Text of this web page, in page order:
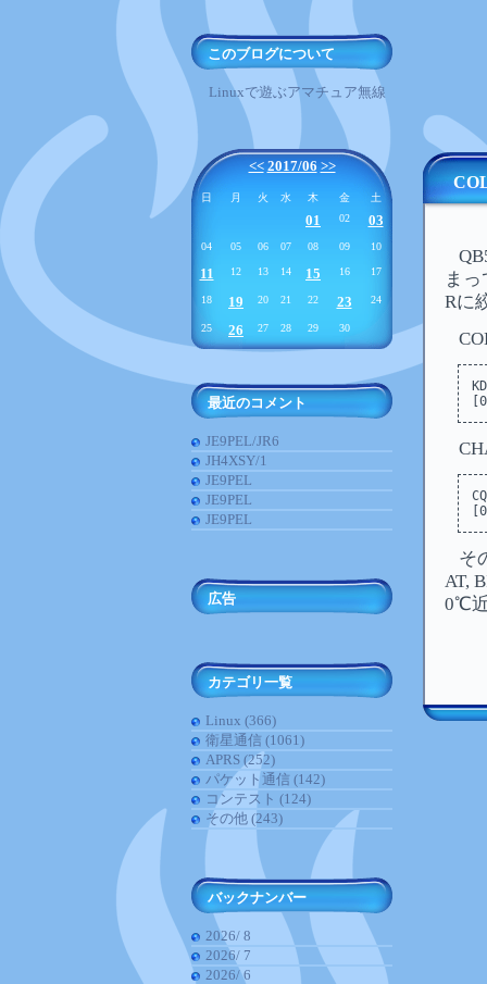
このブログについて
Linuxで遊ぶアマチュア無線
<< 2017/06 >>
日 月 火 水 木 金 土
01 02 03
04 05 06 07 08 09 10
11 12 13 14 15 16 17
18 19 20 21 22 23 24
25 26 27 28 29 30
最近のコメント
JE9PEL/JR6
JH4XSY/1
JE9PEL
JE9PEL
JE9PEL
広告
カテゴリ一覧
Linux (366)
衛星通信 (1061)
APRS (252)
パケット通信 (142)
コンテスト (124)
その他 (243)
バックナンバー
2026/ 8
2026/ 7
2026/ 6
ま
Rに
そ
AT,
0℃